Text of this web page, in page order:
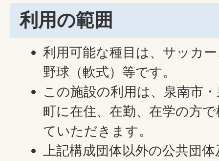
利用の範囲
利用可能な種目は、サッカ
野球（軟式）等です。
この施設の利用は、泉南市
町に在住、在勤、在学の方
ていただきます。
上記構成団体以外の公共団